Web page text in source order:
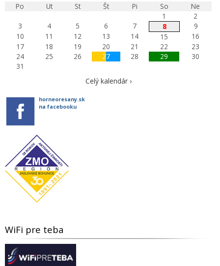
Po
Ut St Št Pi So
Ne
1
2
3
4 5 6 7 8
9
10
11 12 13 14 15
16
17
18 19 20 21 22
23
24
25 26 27 28 29
30
31
Celý kalendár ›
horneoresany.sk
na facebooku
WiFi pre teba